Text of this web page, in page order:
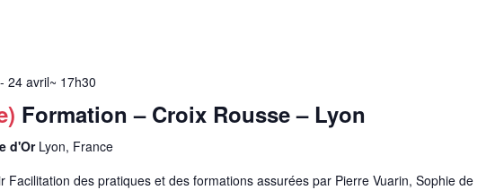
- 24 avril~ 17h30
Formation – Croix Rousse – Lyon
d'OrLyon, France
Facilitation des pratiques et des formations assurées par Pierre Vuarin, Sophie de